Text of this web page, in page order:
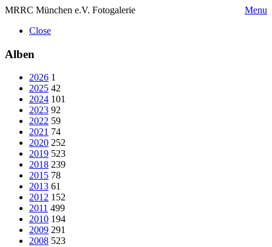
MRRC München e.V. Fotogalerie
Menu
Close
Alben
2026 1
2025 42
2024 101
2023 92
2022 59
2021 74
2020 252
2019 523
2018 239
2015 78
2013 61
2012 152
2011 499
2010 194
2009 291
2008 523